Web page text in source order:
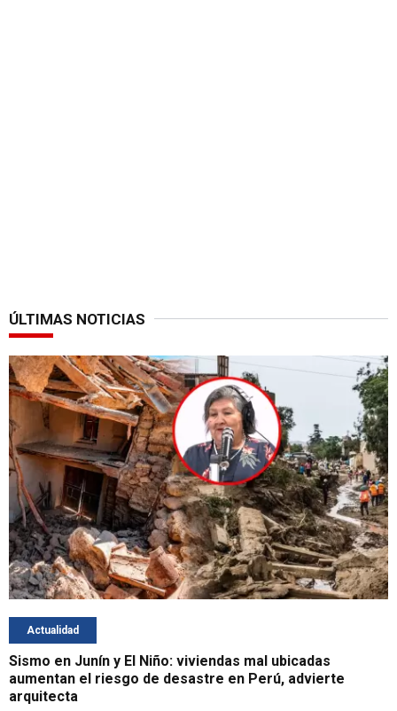
ÚLTIMAS NOTICIAS
Actualidad
Sismo en Junín y El Niño: viviendas mal ubicadas
aumentan el riesgo de desastre en Perú, advierte
arquitecta